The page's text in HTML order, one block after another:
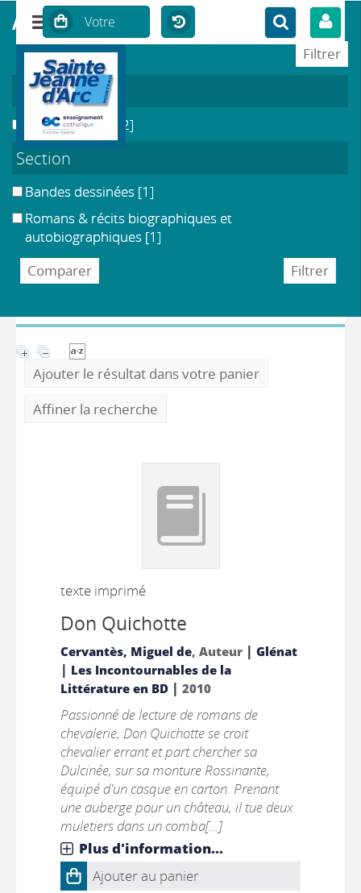
DÉTAIL DE L'AUTEUR
Auteur Cervantès, Miguel de
DOCUMENTS DISPONIBLES ÉCRITS PAR CET
Ajouter le résultat dans votre panier
Affiner la recherche
texte imprimé
Don Quichotte
Cervantès, Miguel de, Auteur | Glénat
| Les Incontournables de la
Littérature en BD| 2010
Passionné de lecture de romans de
chevalerie, Don Quichotte se croit
chevalier errant et part chercher sa
Dulcinée, sur sa monture Rossinante,
équipé d'un casque en carton. Prenant
une auberge pour un château, il tue deux
muletiers dans un comba[...]
Plus d'information...
Ajouter au panier
affiner ou comparer
Localisation
CDI du Collège [2]
Section
Bandes dessinées [1]
Romans & récits biographiques et
autobiographiques [1]